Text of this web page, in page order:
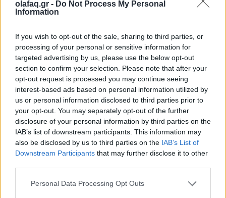
olafaq.gr - Do Not Process My Personal
Information
If you wish to opt-out of the sale, sharing to third parties, or
processing of your personal or sensitive information for
targeted advertising by us, please use the below opt-out
section to confirm your selection. Please note that after your
opt-out request is processed you may continue seeing
interest-based ads based on personal information utilized by
us or personal information disclosed to third parties prior to
your opt-out. You may separately opt-out of the further
disclosure of your personal information by third parties on the
IAB’s list of downstream participants. This information may
also be disclosed by us to third parties on the IAB’s List of
Downstream Participants that may further disclose it to other
Personal Data Processing Opt Outs